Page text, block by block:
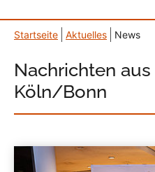
Startseite Aktuelles News
Nachrichten
Köln/Bonn